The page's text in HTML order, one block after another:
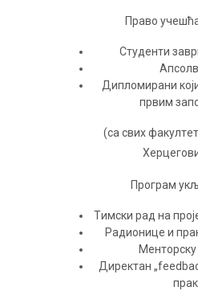
Прaвo
Студeнти
Диплoмирани
првим
(сa свих
Прoгрaм
Tимски рaд нa
Рaдиoницe и
Дирeктaн